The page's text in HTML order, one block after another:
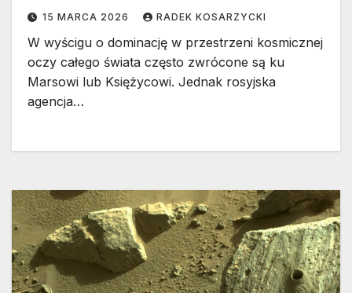
15 MARCA 2026 RADEK KOSARZYCKI
W wyścigu o dominację w przestrzeni kosmicznej
oczy całego świata często zwrócone są ku
Marsowi lub Księżycowi. Jednak rosyjska
agencja…